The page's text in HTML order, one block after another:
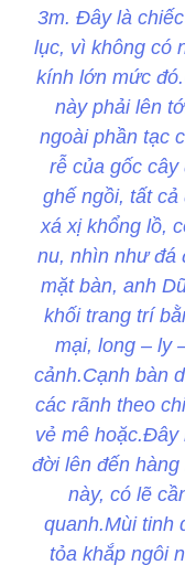
3m. Đây là
lục, vì không có
kính lớn mức
này phải lên
ngoài phần tạc
rễ của gốc
ghế ngồi, tất cả
xá xị khổng lồ,
nu, nhìn như đá
mặt bàn, anh
khối trang trí
mại, long – ly
cảnh.Cạnh bàn
các rãnh theo
vẻ mê hoặc.Đây
đời lên đến
này, có lẽ
quanh.Mùi tinh
tỏa khắp ngôi